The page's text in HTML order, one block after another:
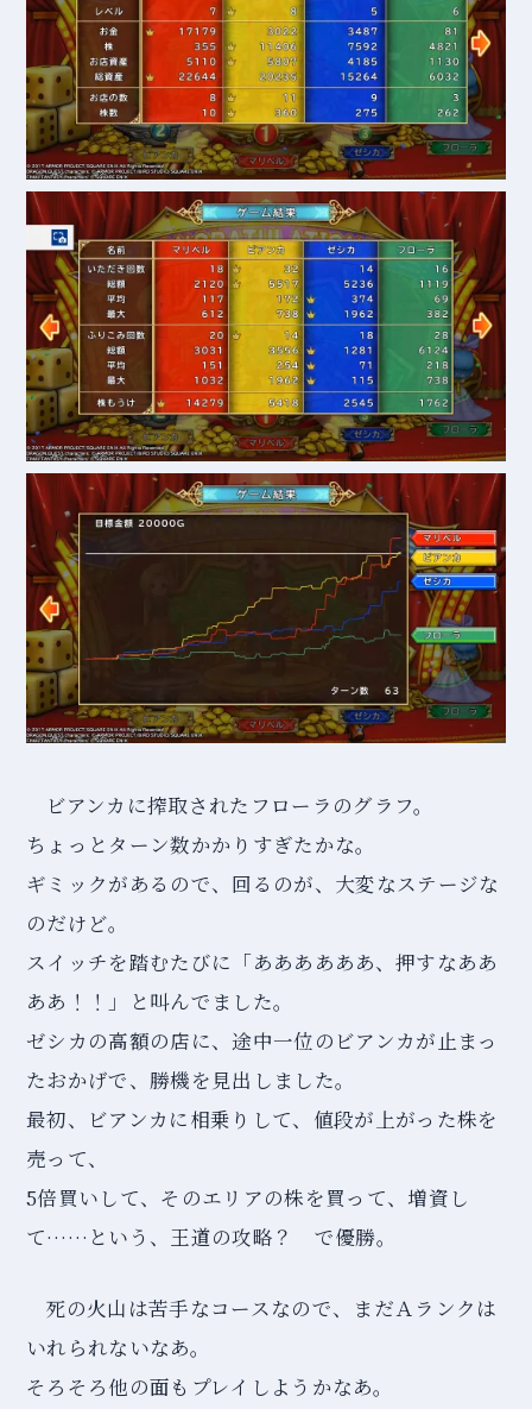
ビアンカに搾取されたフローラのグラフ。
ちょっとターン数かかりすぎたかな。
ギミックがあるので、回るのが、大変なステージな
のだけど。
スイッチを踏むたびに「ああああああ、押すなああ
ああ！！」と叫んでました。
ゼシカの高額の店に、途中一位のビアンカが止まっ
たおかげで、勝機を見出しました。
最初、ビアンカに相乗りして、値段が上がった株を
売って、
5倍買いして、そのエリアの株を買って、増資し
て……という、王道の攻略？ で優勝。
死の火山は苦手なコースなので、まだＡランクは
いれられないなあ。
そろそろ他の面もプレイしようかなあ。